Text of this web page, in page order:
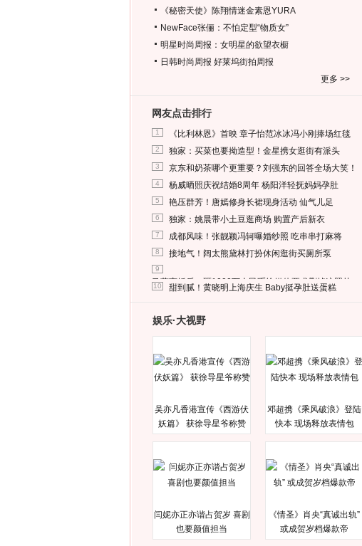
《秘密天使》陈翔情迷金素恩YURA
NewFace张俪：不怕定型“物质女”
明星时尚周报：女明星的欲望衣橱
日韩时尚周报 好莱坞街拍周报
更多 >>
网友点击排行
1 《比利林恩》首映 章子怡范冰冰冯小刚捧场红毯
2 独家：买菜也要拗造型！金星携女逛街有派头
3 京东和奶茶哪个更重要？刘强东的回答全场大笑！
4 杨威晒照庆祝结婚8周年 杨阳洋轻抚妈妈孕肚
5 艳压群芳！唐嫣修身长裙现身活动 仙气儿足
6 独家：姚晨带小土豆逛商场 购置产后新衣
7 成都风味！张靓颖冯轲曝婚纱照 吃串串打麻将
8 接地气！阔太熊黛林打扮休闲逛街买厕所泵
9
马蓉离婚后，砸1000万人民币给媒体要求删掉这照片
10 甜到腻！黄晓明上海庆生 Baby挺孕肚送蛋糕
娱乐·大视野
吴亦凡香港宣传《西游伏
妖篇》 获徐导星爷称赞
邓超携《乘风破浪》登陆
快本 现场释放表情包
闫妮亦正亦谐占贺岁 喜剧
也要颜值担当
《情圣》肖央“真诚出轨”
或成贺岁档爆款帝